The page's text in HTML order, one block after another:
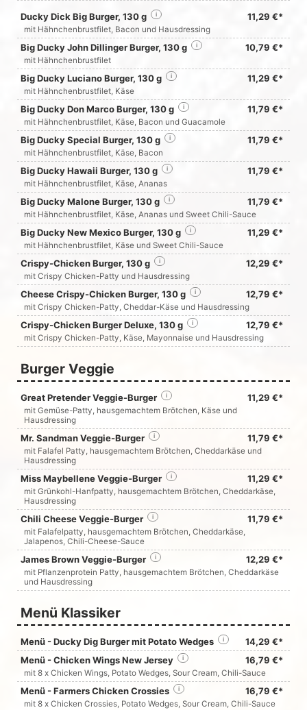
Ducky Dick Big Burger, 130 g 11,29 €*
i
mit Hähnchenbrustfilet, Bacon und Hausdressing
Big Ducky John Dillinger Burger, 130 g 10,79 €*
i
mit Hähnchenbrustfilet
Big Ducky Luciano Burger, 130 g 11,29 €*
i
mit Hähnchenbrustfilet, Käse
Big Ducky Don Marco Burger, 130 g 11,79 €*
i
mit Hähnchenbrustfilet, Käse, Bacon und Guacamole
Big Ducky Special Burger, 130 g 11,79 €*
i
mit Hähnchenbrustfilet, Käse, Bacon
Big Ducky Hawaii Burger, 130 g 11,79 €*
i
mit Hähnchenbrustfilet, Käse, Ananas
Big Ducky Malone Burger, 130 g 11,79 €*
i
mit Hähnchenbrustfilet, Käse, Ananas und Sweet Chili-Sauce
Big Ducky New Mexico Burger, 130 g 11,29 €*
i
mit Hähnchenbrustfilet, Käse und Sweet Chili-Sauce
Crispy-Chicken Burger, 130 g 12,29 €*
i
mit Crispy Chicken-Patty und Hausdressing
Cheese Crispy-Chicken Burger, 130 g 12,79 €*
i
mit Crispy Chicken-Patty, Cheddar-Käse und Hausdressing
Crispy-Chicken Burger Deluxe, 130 g 12,79 €*
i
mit Crispy Chicken-Patty, Käse, Mayonnaise und Hausdressing
Burger Veggie
Great Pretender Veggie-Burger 11,29 €*
i
mit Gemüse-Patty, hausgemachtem Brötchen, Käse und
Hausdressing
Mr. Sandman Veggie-Burger 11,79 €*
i
mit Falafel Patty, hausgemachtem Brötchen, Cheddarkäse und
Hausdressing
Miss Maybellene Veggie-Burger 11,29 €*
i
mit Grünkohl-Hanfpatty, hausgemachtem Brötchen, Cheddarkäse,
Hausdressing
Chili Cheese Veggie-Burger 11,79 €*
i
mit Falafelpatty, hausgemachtem Brötchen, Cheddarkäse,
Jalapenos, Chili-Cheese-Sauce
James Brown Veggie-Burger 12,29 €*
i
mit Pflanzenprotein Patty, hausgemachtem Brötchen, Cheddarkäse
und Hausdressing
Menü Klassiker
Menü - Ducky Dig Burger mit Potato Wedges 14,29 €*
i
Menü - Chicken Wings New Jersey 16,79 €*
i
mit 8 x Chicken Wings, Potato Wedges, Sour Cream, Chili-Sauce
Menü - Farmers Chicken Crossies 16,79 €*
i
mit 8 x Chicken Crossies, Potato Wedges, Sour Cream, Chili-Sauce